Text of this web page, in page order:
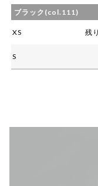
ブラック(col.111)
XS 残
S